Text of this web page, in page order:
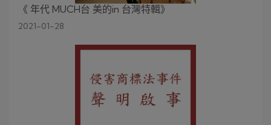
《 年代 MUCH台 美的in 台灣特輯》
2021-01-28